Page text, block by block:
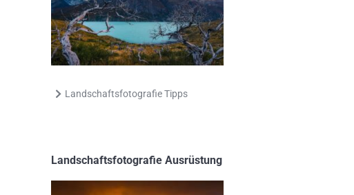
Landschaftsfotografie Tipps
Landschaftsfotografie Ausrüstung